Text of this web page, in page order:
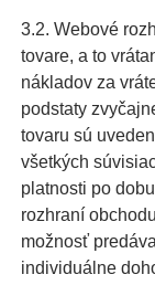
3.2. Webové
tovare, a to
nákladov za
podstaty
tovaru sú
všetkých
platnosti po
rozhraní
možnosť
individuálne